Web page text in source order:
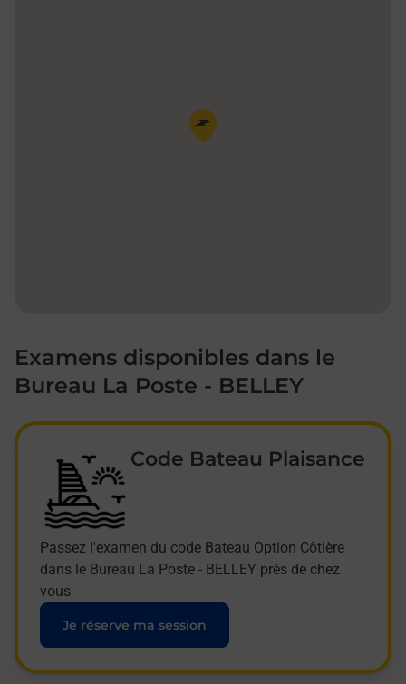
Pin de la carte
Examens disponibles dans le
Bureau La Poste - BELLEY
Code Bateau Plaisance
Passez l'examen du code Bateau Option Côtière
dans le Bureau La Poste - BELLEY près de chez
vous
Je réserve ma session